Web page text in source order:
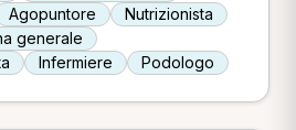
Agopuntore
Nutrizionista
generale
Infermiere Podologo